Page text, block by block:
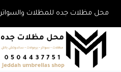
المحتوى
محل مظلات جده للمظلات والسواتر